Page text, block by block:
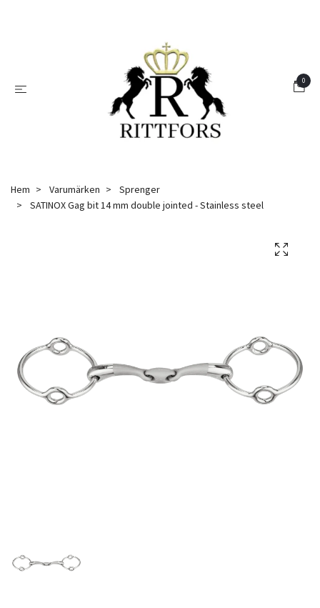
0
Hem Varumärken
Sprenger
SATINOX Gag bit 14 mm double jointed - Stainless steel